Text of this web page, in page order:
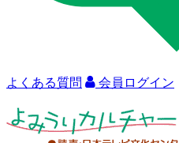
よくある質問 会員ログイン